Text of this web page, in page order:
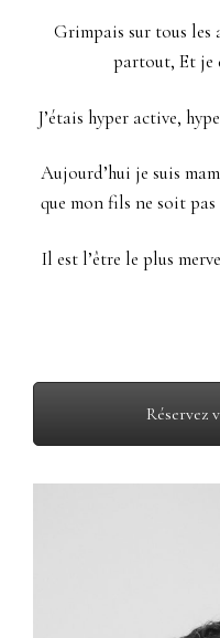
Grimpais sur tous les
partout, Et je
J’étais hyper active,
Aujourd’hui je suis
que mon fils ne soit pas
Il est l’être le plus
Réservez